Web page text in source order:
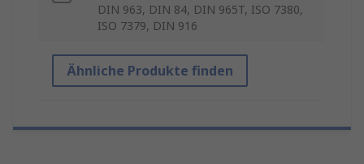
DIN 963, DIN 84, DIN 965T, ISO 7380,
ISO 7379, DIN 916
Ähnliche Produkte finden